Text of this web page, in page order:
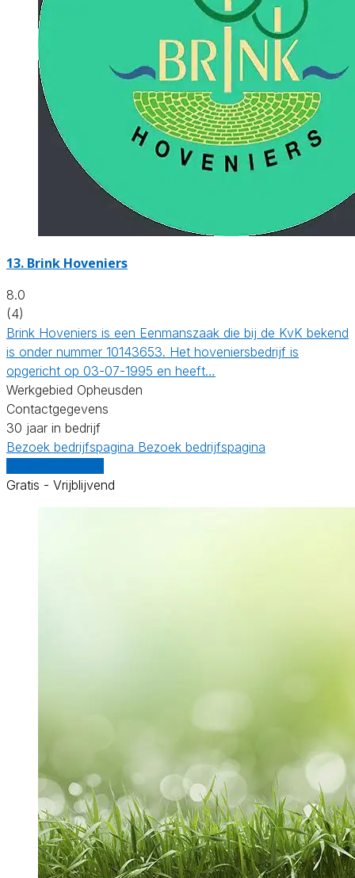
13. Brink Hoveniers
8.0
(4)
Brink Hoveniers is een Eenmanszaak die bij de KvK bekend
is onder nummer 10143653. Het hoveniersbedrijf is
opgericht op 03-07-1995 en heeft…
Werkgebied Opheusden
Contactgegevens
30 jaar in bedrijf
Bezoek bedrijfspagina Bezoek bedrijfspagina
Gratis - Vrijblijvend